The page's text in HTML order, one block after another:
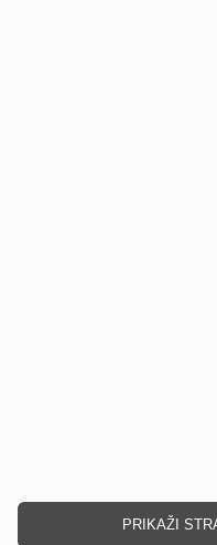
PRIKAŽI